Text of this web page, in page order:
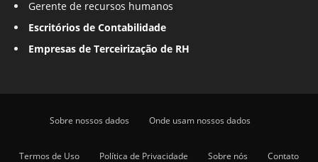
Gerente de recursos humanos
Escritórios de Contabilidade
Empresas de Terceirização de RH
Sobre nossos dados Onde usam nossos dados
Termos de Uso Política de Privacidade Sobre nós Contato